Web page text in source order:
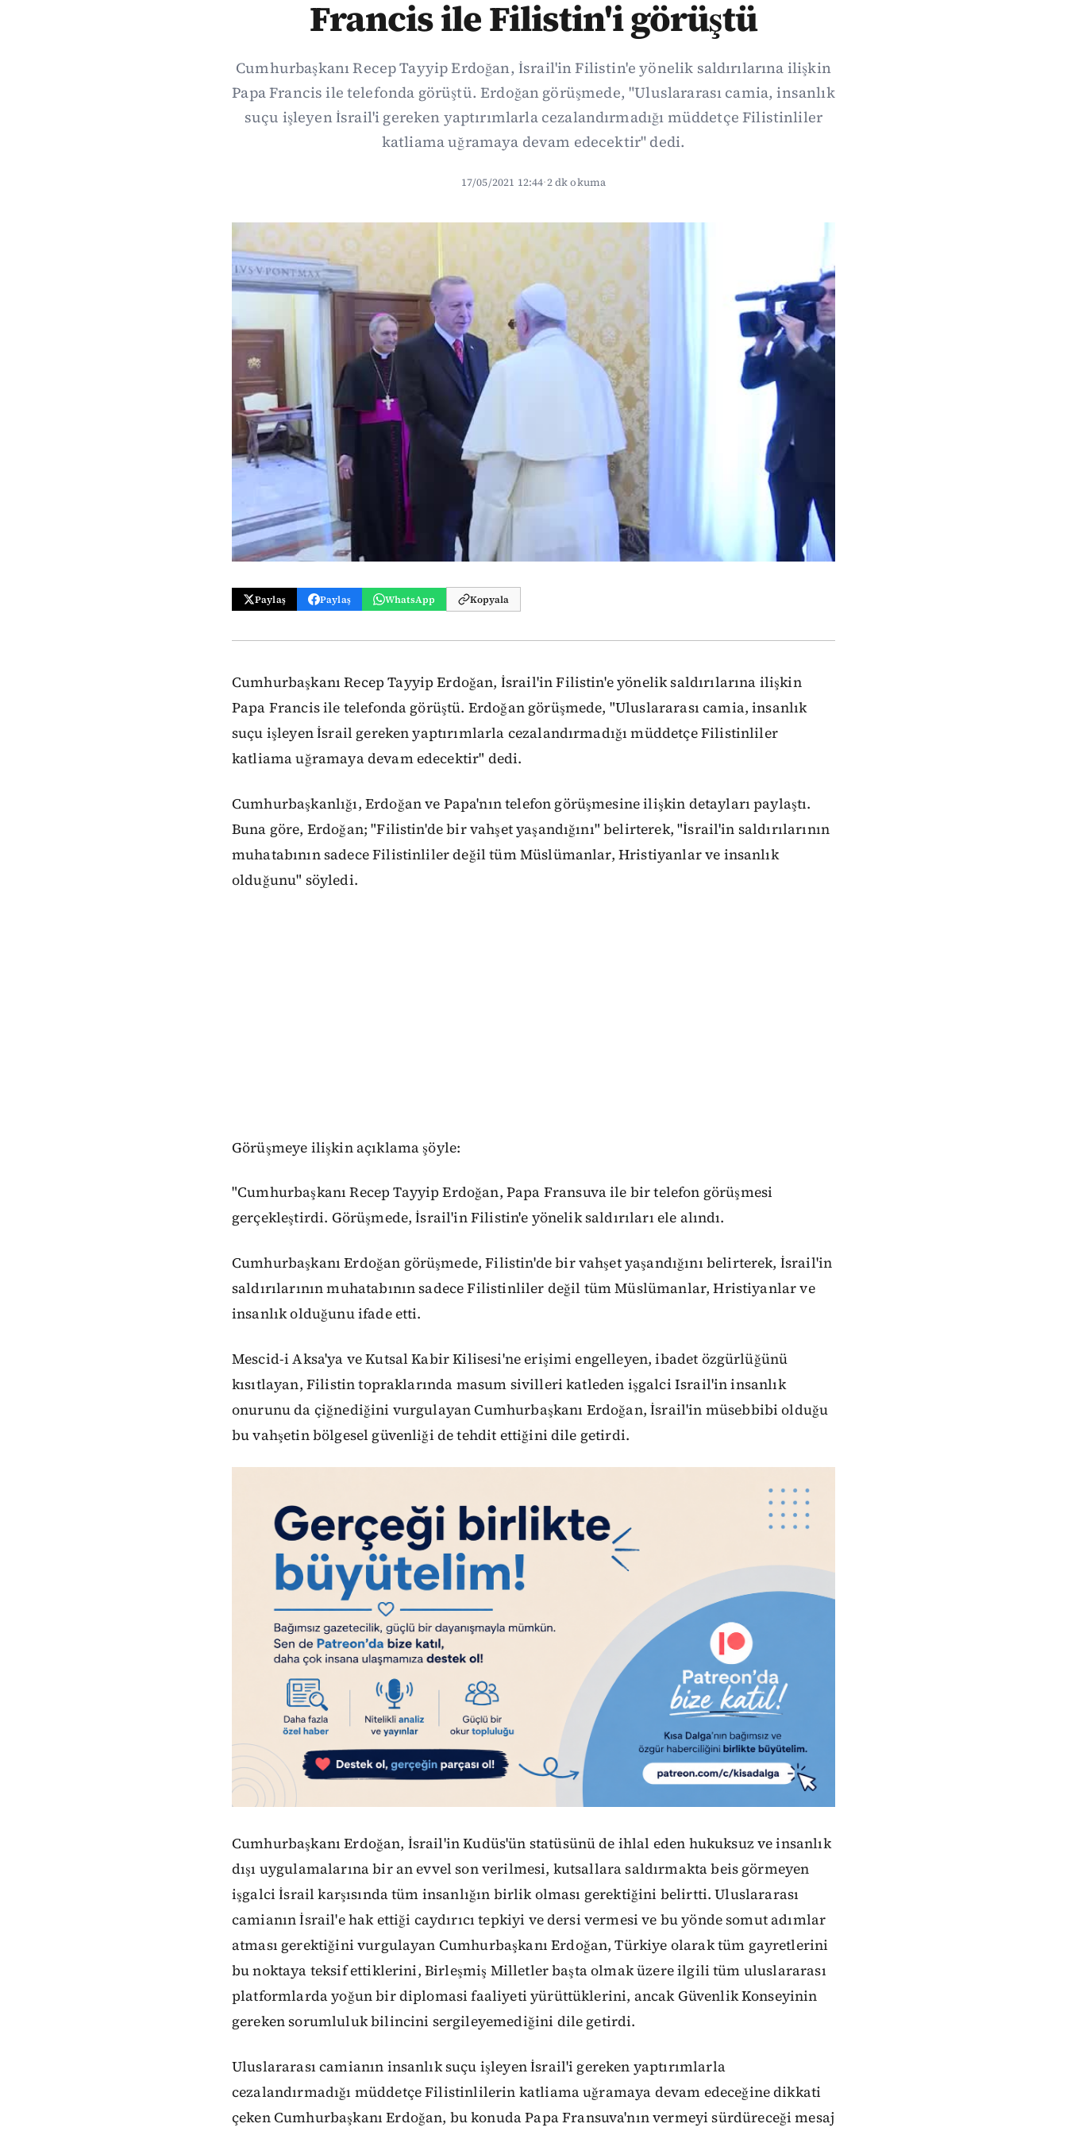
Francis ile Filistin'i görüştü
Cumhurbaşkanı Recep Tayyip Erdoğan, İsrail'in Filistin'e yönelik saldırılarına ilişkin
Papa Francis ile telefonda görüştü. Erdoğan görüşmede, "Uluslararası camia, insanlık
suçu işleyen İsrail'i gereken yaptırımlarla cezalandırmadığı müddetçe Filistinliler
katliama uğramaya devam edecektir" dedi.
17/05/2021 12:44·2 dk okuma
Paylaş Paylaş WhatsApp Kopyala
Cumhurbaşkanı Recep Tayyip Erdoğan, İsrail'in Filistin'e yönelik saldırılarına ilişkin
Papa Francis ile telefonda görüştü. Erdoğan görüşmede, "Uluslararası camia, insanlık
suçu işleyen İsrail gereken yaptırımlarla cezalandırmadığı müddetçe Filistinliler
katliama uğramaya devam edecektir" dedi.
Cumhurbaşkanlığı, Erdoğan ve Papa'nın telefon görüşmesine ilişkin detayları paylaştı.
Buna göre, Erdoğan; "Filistin'de bir vahşet yaşandığını" belirterek, "İsrail'in saldırılarının
muhatabının sadece Filistinliler değil tüm Müslümanlar, Hristiyanlar ve insanlık
olduğunu" söyledi.
Görüşmeye ilişkin açıklama şöyle:
"Cumhurbaşkanı Recep Tayyip Erdoğan, Papa Fransuva ile bir telefon görüşmesi
gerçekleştirdi. Görüşmede, İsrail'in Filistin'e yönelik saldırıları ele alındı.
Cumhurbaşkanı Erdoğan görüşmede, Filistin'de bir vahşet yaşandığını belirterek, İsrail'in
saldırılarının muhatabının sadece Filistinliler değil tüm Müslümanlar, Hristiyanlar ve
insanlık olduğunu ifade etti.
Mescid-i Aksa'ya ve Kutsal Kabir Kilisesi'ne erişimi engelleyen, ibadet özgürlüğünü
kısıtlayan, Filistin topraklarında masum sivilleri katleden işgalci Israil'in insanlık
onurunu da çiğnediğini vurgulayan Cumhurbaşkanı Erdoğan, İsrail'in müsebbibi olduğu
bu vahşetin bölgesel güvenliği de tehdit ettiğini dile getirdi.
Cumhurbaşkanı Erdoğan, İsrail'in Kudüs'ün statüsünü de ihlal eden hukuksuz ve insanlık
dışı uygulamalarına bir an evvel son verilmesi, kutsallara saldırmakta beis görmeyen
işgalci İsrail karşısında tüm insanlığın birlik olması gerektiğini belirtti. Uluslararası
camianın İsrail'e hak ettiği caydırıcı tepkiyi ve dersi vermesi ve bu yönde somut adımlar
atması gerektiğini vurgulayan Cumhurbaşkanı Erdoğan, Türkiye olarak tüm gayretlerini
bu noktaya teksif ettiklerini, Birleşmiş Milletler başta olmak üzere ilgili tüm uluslararası
platformlarda yoğun bir diplomasi faaliyeti yürüttüklerini, ancak Güvenlik Konseyinin
gereken sorumluluk bilincini sergileyemediğini dile getirdi.
Uluslararası camianın insanlık suçu işleyen İsrail'i gereken yaptırımlarla
cezalandırmadığı müddetçe Filistinlilerin katliama uğramaya devam edeceğine dikkati
çeken Cumhurbaşkanı Erdoğan, bu konuda Papa Fransuva'nın vermeyi sürdüreceği mesaj